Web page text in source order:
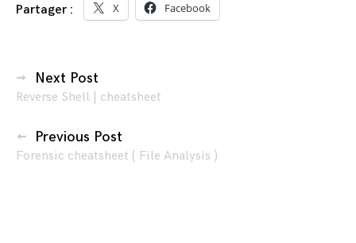
Partager : X Facebook
Navigation
des
articles
Next Post
Reverse Shell | cheatsheet
Previous Post
Forensic cheatsheet ( File Analysis )